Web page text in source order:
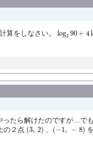
算をしなさい。 log2 90+ 4
たら解けたのですが…で
の２点 (3, 2)
(3, 2) 、 (−1, − 8)
( − 1, −